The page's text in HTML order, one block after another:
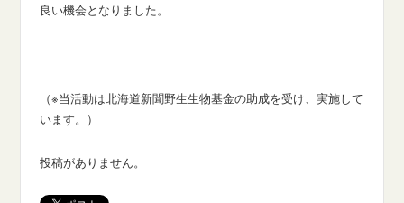
良い機会となりました。
（※当活動は北海道新聞野生生物基金の助成を受け、実施して
います。）
投稿がありません。